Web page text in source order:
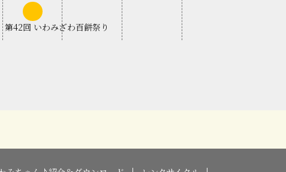
第42回 いわみざわ百餅祭り
中
旬